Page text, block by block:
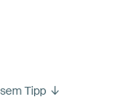
Tipp